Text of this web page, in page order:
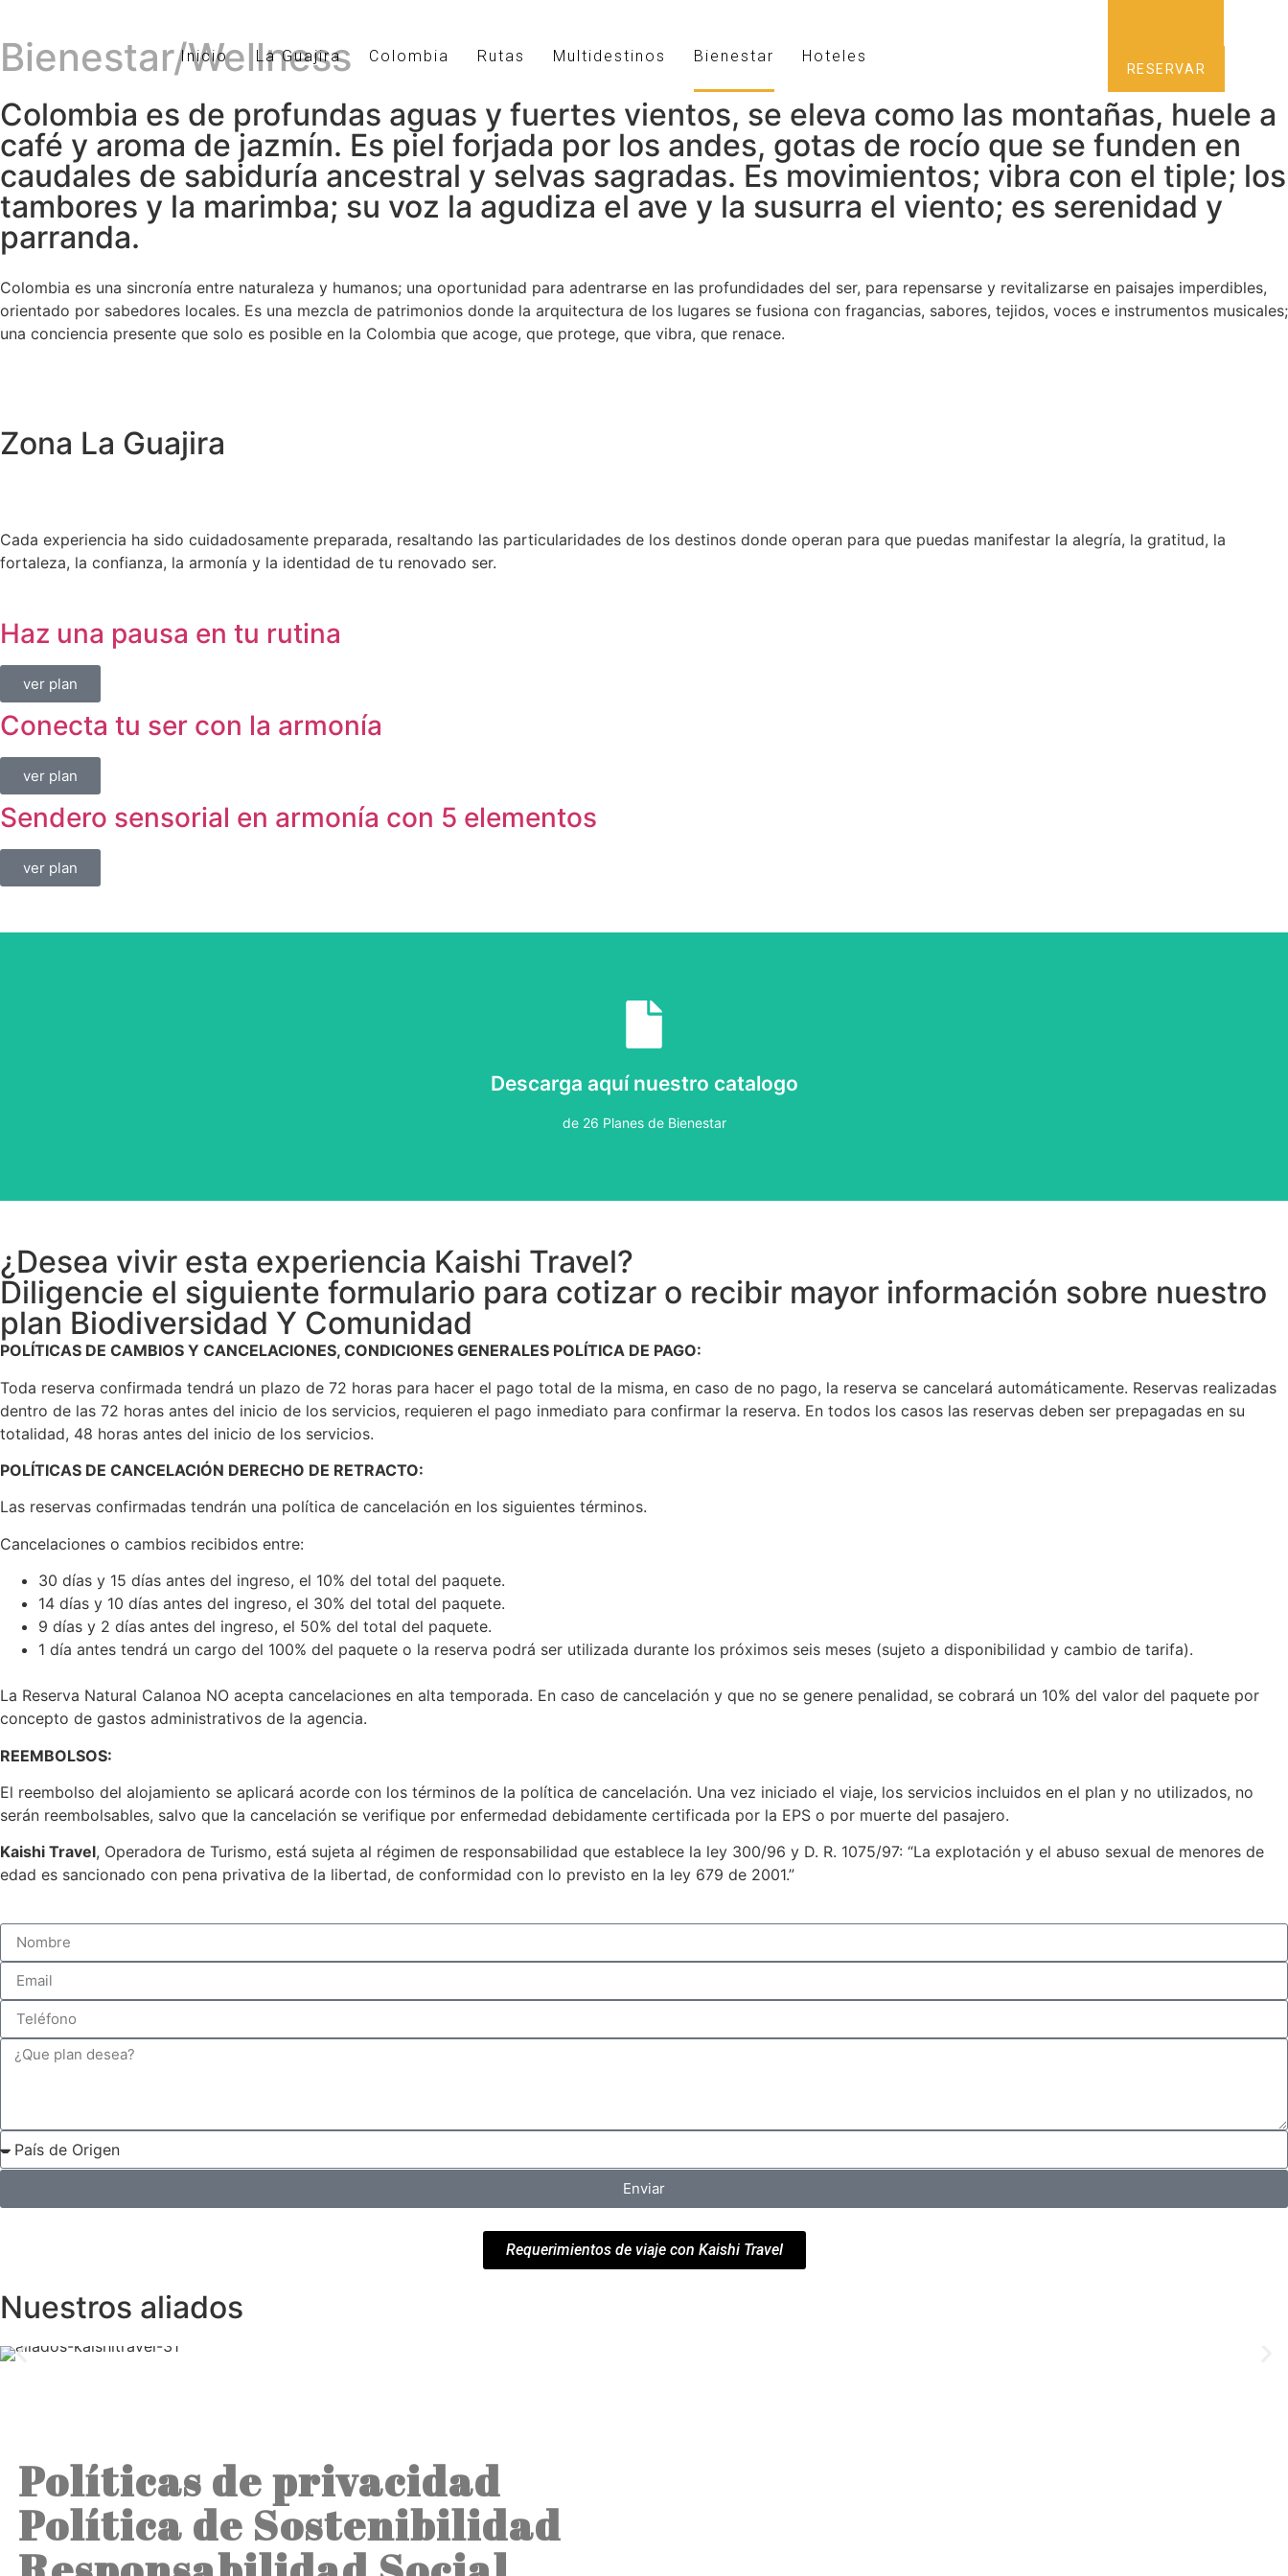
Inicio La Guajira Colombia Rutas Multidestinos Bienestar Hoteles
RESERVAR
Bienestar/Wellness
Colombia es de profundas aguas y fuertes vientos, se eleva como las montañas, huele a
café y aroma de jazmín. Es piel forjada por los andes, gotas de rocío que se funden en
caudales de sabiduría ancestral y selvas sagradas. Es movimientos; vibra con el tiple; los
tambores y la marimba; su voz la agudiza el ave y la susurra el viento; es serenidad y
parranda.
Colombia es una sincronía entre naturaleza y humanos; una oportunidad para adentrarse en las profundidades del ser, para repensarse y revitalizarse en paisajes imperdibles,
orientado por sabedores locales. Es una mezcla de patrimonios donde la arquitectura de los lugares se fusiona con fragancias, sabores, tejidos, voces e instrumentos musicales;
una conciencia presente que solo es posible en la Colombia que acoge, que protege, que vibra, que renace.
Zona La Guajira
Cada experiencia ha sido cuidadosamente preparada, resaltando las particularidades de los destinos donde operan para que puedas manifestar la alegría, la gratitud, la
fortaleza, la confianza, la armonía y la identidad de tu renovado ser.
Haz una pausa en tu rutina
ver plan
Conecta tu ser con la armonía
ver plan
Sendero sensorial en armonía con 5 elementos
ver plan
Descarga aquí nuestro catalogo
de 26 Planes de Bienestar
Descarga aquí nuestro catalogo
de 26 Planes de Bienestar
¿Desea vivir esta experiencia Kaishi Travel?
Diligencie el siguiente formulario para cotizar o recibir mayor información sobre nuestro
plan Biodiversidad Y Comunidad
POLÍTICAS DE CAMBIOS Y CANCELACIONES, CONDICIONES GENERALES POLÍTICA DE PAGO:
Toda reserva confirmada tendrá un plazo de 72 horas para hacer el pago total de la misma, en caso de no pago, la reserva se cancelará automáticamente. Reservas realizadas
dentro de las 72 horas antes del inicio de los servicios, requieren el pago inmediato para confirmar la reserva. En todos los casos las reservas deben ser prepagadas en su
totalidad, 48 horas antes del inicio de los servicios.
POLÍTICAS DE CANCELACIÓN DERECHO DE RETRACTO:
Las reservas confirmadas tendrán una política de cancelación en los siguientes términos.
Cancelaciones o cambios recibidos entre:
30 días y 15 días antes del ingreso, el 10% del total del paquete.
14 días y 10 días antes del ingreso, el 30% del total del paquete.
9 días y 2 días antes del ingreso, el 50% del total del paquete.
1 día antes tendrá un cargo del 100% del paquete o la reserva podrá ser utilizada durante los próximos seis meses (sujeto a disponibilidad y cambio de tarifa).
La Reserva Natural Calanoa NO acepta cancelaciones en alta temporada. En caso de cancelación y que no se genere penalidad, se cobrará un 10% del valor del paquete por
concepto de gastos administrativos de la agencia.
REEMBOLSOS:
El reembolso del alojamiento se aplicará acorde con los términos de la política de cancelación. Una vez iniciado el viaje, los servicios incluidos en el plan y no utilizados, no
serán reembolsables, salvo que la cancelación se verifique por enfermedad debidamente certificada por la EPS o por muerte del pasajero.
Kaishi Travel, Operadora de Turismo, está sujeta al régimen de responsabilidad que establece la ley 300/96 y D. R. 1075/97: “La explotación y el abuso sexual de menores de
edad es sancionado con pena privativa de la libertad, de conformidad con lo previsto en la ley 679 de 2001.”
Enviar
Requerimientos de viaje con Kaishi Travel
Nuestros aliados
Políticas de privacidad
Política de Sostenibilidad